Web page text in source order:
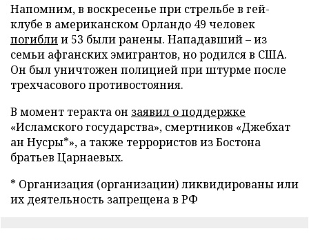
Напомним, в воскресенье при стрельбе в гей-
клубе в американском Орландо 49 человек
погиблии 53 были ранены. Нападавший – из
семьи афганских эмигрантов, но родился в США.
Он был уничтожен полицией при штурме после
трехчасового противостояния.
В момент теракта он заявил о поддержке
«Исламского государства», смертников «Джебхат
ан Нусры*», а также террористов из Бостона
братьев Царнаевых.
* Организация (организации) ликвидированы или
их деятельность запрещена в РФ